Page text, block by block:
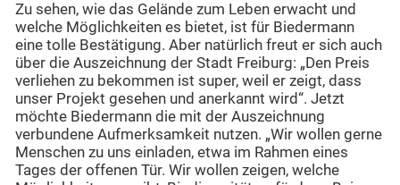
Zu sehen, wie das Gelände zum Leben erwacht und
welche Möglichkeiten es bietet, ist für Biedermann
eine tolle Bestätigung. Aber natürlich freut er sich auch
über die Auszeichnung der Stadt Freiburg: „Den Preis
verliehen zu bekommen ist super, weil er zeigt, dass
unser Projekt gesehen und anerkannt wird“. Jetzt
möchte Biedermann die mit der Auszeichnung
verbundene Aufmerksamkeit nutzen. „Wir wollen gerne
Menschen zu uns einladen, etwa im Rahmen eines
Tages der offenen Tür. Wir wollen zeigen, welche